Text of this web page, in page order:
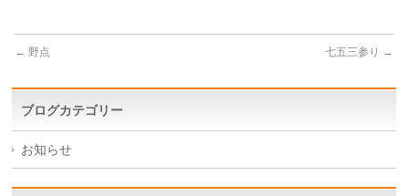
← 野点 七五三参り →
ブログカテゴリー
お知らせ